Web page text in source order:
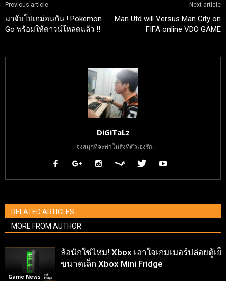
Previous article
มาจับโปเกม่อนกัน ! Pokemon
Go พร้อมให้ดาวน์โหลดแล้ว !!
Next article
Man Utd will Versus Man City on
FIFA online VDO GAME
DiGiTaLz
- จงสนุกที่จะทำในสิ่งที่ตัวเองรัก.
RELATED ARTICLES
MORE FROM AUTHOR
Game News
ล้อนักใช่ไหม! Xbox เอาใจเกมเมอร์ปล่อยตู้เย็
ขนาดเล็ก Xbox Mini Fridge